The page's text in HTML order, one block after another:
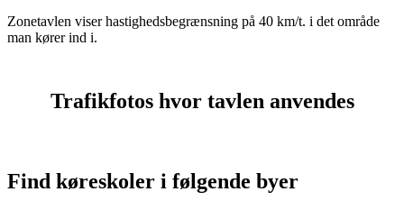
Zonetavlen viser hastighedsbegrænsning på 40 km/t. i det område
man kører ind i.
Trafikfotos hvor tavlen anvendes
Find køreskoler i følgende byer